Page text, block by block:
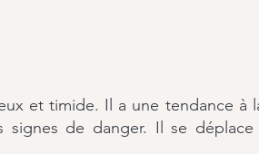
et timide. Il a une tendance
signes de danger. Il se